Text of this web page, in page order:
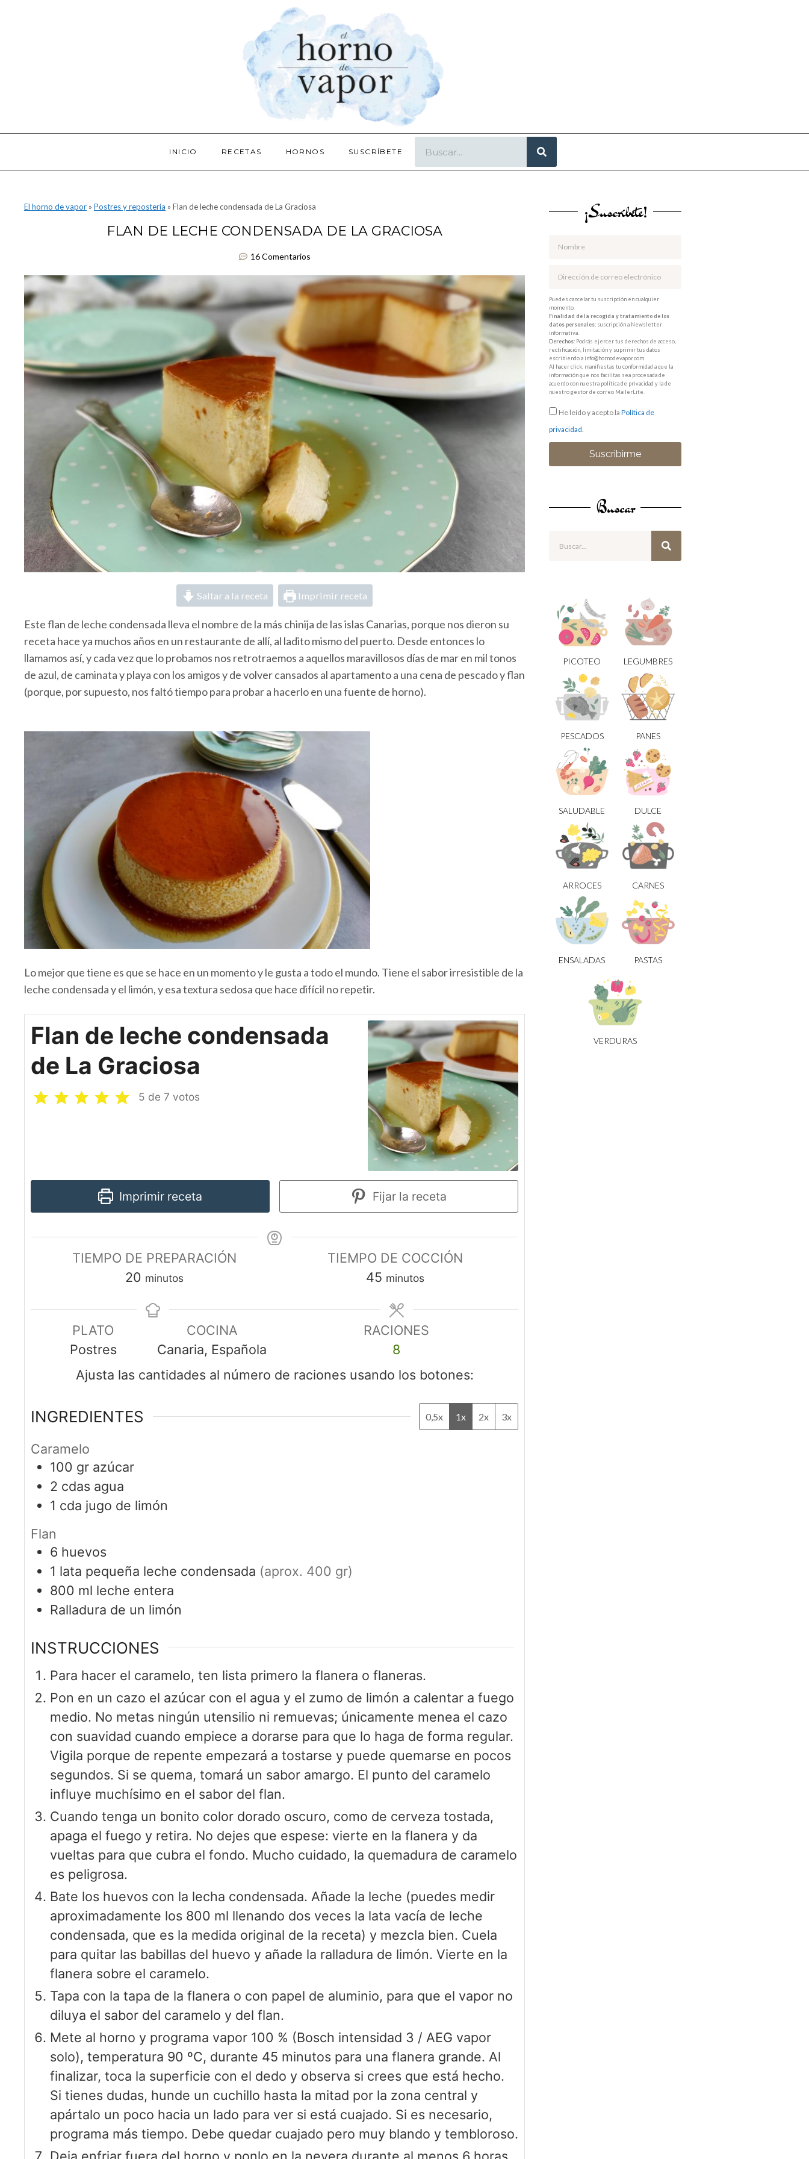
INICIO RECETAS HORNOS SUSCRÍBETE
El horno de vapor » Postres y repostería » Flan de leche condensada de La Graciosa
FLAN DE LECHE CONDENSADA DE LA GRACIOSA
16 Comentarios
Saltar a la receta Imprimir receta
Este flan de leche condensada lleva el nombre de la más chinija de las islas Canarias, porque nos dieron su
receta hace ya muchos años en un restaurante de allí, al ladito mismo del puerto. Desde entonces lo
llamamos así, y cada vez que lo probamos nos retrotraemos a aquellos maravillosos días de mar en mil tonos
de azul, de caminata y playa con los amigos y de volver cansados al apartamento a una cena de pescado y flan
(porque, por supuesto, nos faltó tiempo para probar a hacerlo en una fuente de horno).
Lo mejor que tiene es que se hace en un momento y le gusta a todo el mundo. Tiene el sabor irresistible de la
leche condensada y el limón, y esa textura sedosa que hace difícil no repetir.
Flan de leche condensada
de La Graciosa
5 de 7 votos
Imprimir receta Fijar la receta
TIEMPO DE PREPARACIÓN
20 minutos
TIEMPO DE COCCIÓN
45 minutos
PLATO
Postres
COCINA
Canaria, Española
RACIONES
8
Ajusta las cantidades al número de raciones usando los botones:
INGREDIENTES 0,5x 1x 2x 3x
Caramelo
100 gr azúcar
2 cdas agua
1 cda jugo de limón
Flan
6 huevos
1 lata pequeña leche condensada (aprox. 400 gr)
800 ml leche entera
Ralladura de un limón
INSTRUCCIONES
Para hacer el caramelo, ten lista primero la flanera o flaneras.
Pon en un cazo el azúcar con el agua y el zumo de limón a calentar a fuego
medio. No metas ningún utensilio ni remuevas; únicamente menea el cazo
con suavidad cuando empiece a dorarse para que lo haga de forma regular.
Vigila porque de repente empezará a tostarse y puede quemarse en pocos
segundos. Si se quema, tomará un sabor amargo. El punto del caramelo
influye muchísimo en el sabor del flan.
Cuando tenga un bonito color dorado oscuro, como de cerveza tostada,
apaga el fuego y retira. No dejes que espese: vierte en la flanera y da
vueltas para que cubra el fondo. Mucho cuidado, la quemadura de caramelo
es peligrosa.
Bate los huevos con la lecha condensada. Añade la leche (puedes medir
aproximadamente los 800 ml llenando dos veces la lata vacía de leche
condensada, que es la medida original de la receta) y mezcla bien. Cuela
para quitar las babillas del huevo y añade la ralladura de limón. Vierte en la
flanera sobre el caramelo.
Tapa con la tapa de la flanera o con papel de aluminio, para que el vapor no
diluya el sabor del caramelo y del flan.
Mete al horno y programa vapor 100 % (Bosch intensidad 3 / AEG vapor
solo), temperatura 90 ºC, durante 45 minutos para una flanera grande. Al
finalizar, toca la superficie con el dedo y observa si crees que está hecho.
Si tienes dudas, hunde un cuchillo hasta la mitad por la zona central y
apártalo un poco hacia un lado para ver si está cuajado. Si es necesario,
programa más tiempo. Debe quedar cuajado pero muy blando y tembloroso.
¡Suscríbete!
Puedes cancelar tu suscripción en cualquier
momento.
Finalidad de la recogida y tratamiento de los
datos personales: suscripción a Newsletter
informativa.
Derechos: Podrás ejercer tus derechos de acceso,
rectificación, limitación y suprimir tus datos
escribiendo a info@hornodevapor.com
Al hacer click, manifiestas tu conformidad a que la
información que nos facilitas sea procesada de
acuerdo con nuestra política de privacidad y la de
nuestro gestor de correo MailerLite.
He leído y acepto la Política de
privacidad.
Suscribirme
Buscar
PICOTEO
PESCADOS
SALUDABLE
ARROCES
ENSALADAS
LEGUMBRES
PANES
DULCE
CARNES
PASTAS
VERDURAS